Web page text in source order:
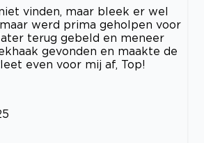
vinden, maar bleek er wel
werd prima geholpen voor
terug gebeld en meneer
gevonden en maakte de
even voor mij af, Top!